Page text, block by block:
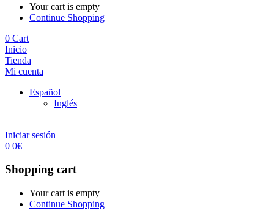
Your cart is empty
Continue Shopping
0 Cart
Inicio
Tienda
Mi cuenta
Español
Inglés
Iniciar sesión
0 0€
Shopping cart
Your cart is empty
Continue Shopping